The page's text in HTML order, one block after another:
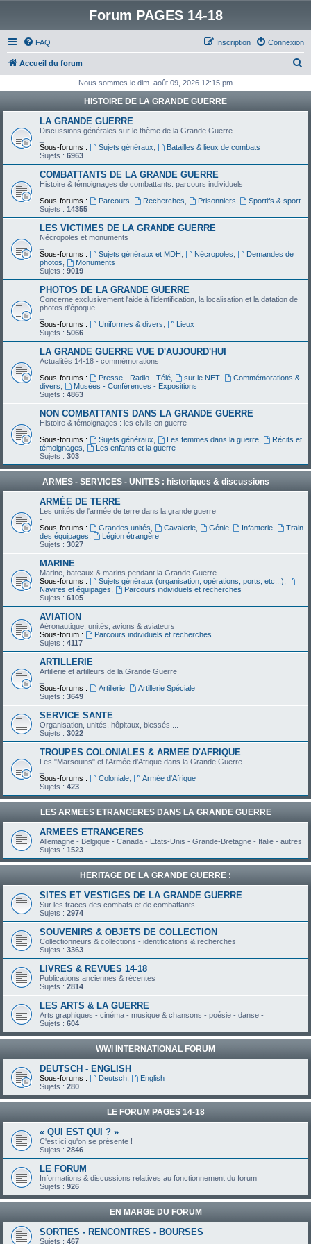
Forum PAGES 14-18
FAQ Connexion
Inscription
Accueil du forum
h
c
Nous sommes le dim. août 09, 2026 12:15 pm
HISTOIRE DE LA GRANDE GUERRE
LA GRANDE GUERRE
Discussions générales sur le thème de la Grande Guerre
Sous-forums :
Sujets généraux
Batailles & lieux de combats
Sujets : 6963
COMBATTANTS DE LA GRANDE GUERRE
Histoire & témoignages de combattants: parcours individuels
Sous-forums :
Parcours Recherches Prisonniers
Sportifs & sport
Sujets : 14355
LES VICTIMES DE LA GRANDE GUERRE
Nécropoles et monuments
Sous-forums :
Sujets généraux et MDH Nécropoles
Demandes de
photos
Monuments
Sujets : 9019
PHOTOS DE LA GRANDE GUERRE
Concerne exclusivement l'aide à l'identification, la localisation et la datation de
photos d'époque
Sous-forums :
Uniformes & divers
Lieux
Sujets : 5066
LA GRANDE GUERRE VUE D'AUJOURD'HUI
Actualités 14-18 - commémorations
Sous-forums :
Presse - Radio - Télé, sur le NET,
Commémorations &
divers
Musées - Conférences - Expositions
Sujets : 4863
NON COMBATTANTS DANS LA GRANDE GUERRE
Histoire & témoignages : les civils en guerre
Sous-forums :
Sujets généraux Les femmes dans la guerre,
Récits et
témoignages
Les enfants et la guerre
Sujets : 303
ARMES - SERVICES - UNITES : historiques & discussions
ARMÉE DE TERRE
Les unités de l'armée de terre dans la grande guerre
-
Sous-forums :
Grandes unités Cavalerie, Génie, Infanterie
Train
des équipages
Légion étrangère
Sujets : 3027
MARINE
Marine, bateaux & marins pendant la Grande Guerre
Sous-forums :
Sujets généraux (organisation, opérations, ports, etc...)
Navires et équipages
Parcours individuels et recherches
Sujets : 6105
AVIATION
Aéronautique, unités, avions & aviateurs
Sous-forum :
Parcours individuels et recherches
Sujets : 4117
ARTILLERIE
Artillerie et artilleurs de la Grande Guerre
Sous-forums :
Artillerie,
Artillerie Spéciale
Sujets : 3649
SERVICE SANTE
Organisation, unités, hôpitaux, blessés....
Sujets : 3022
TROUPES COLONIALES & ARMEE D'AFRIQUE
Les "Marsouins" et l'Armée d'Afrique dans la Grande Guerre
Sous-forums :
Coloniale,
Armée d'Afrique
Sujets : 423
LES ARMEES ETRANGERES DANS LA GRANDE GUERRE
ARMEES ETRANGERES
Allemagne - Belgique - Canada - Etats-Unis - Grande-Bretagne - Italie - autres
Sujets : 1523
HERITAGE DE LA GRANDE GUERRE :
SITES ET VESTIGES DE LA GRANDE GUERRE
Sur les traces des combats et de combattants
Sujets : 2974
SOUVENIRS & OBJETS DE COLLECTION
Collectionneurs & collections - identifications & recherches
Sujets : 3363
LIVRES & REVUES 14-18
Publications anciennes & récentes
Sujets : 2814
LES ARTS & LA GUERRE
Arts graphiques - cinéma - musique & chansons - poésie - danse -
Sujets : 604
WWI INTERNATIONAL FORUM
DEUTSCH - ENGLISH
Sous-forums : Deutsch,
English
Sujets : 280
LE FORUM PAGES 14-18
« QUI EST QUI ? »
C'est ici qu'on se présente !
Sujets : 2846
LE FORUM
Informations & discussions relatives au fonctionnement du forum
Sujets : 926
EN MARGE DU FORUM
SORTIES - RENCONTRES - BOURSES
Sujets : 467